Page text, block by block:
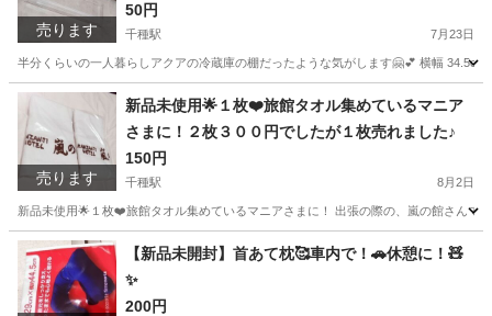
売ります
34.5cm 奥行き 10.5cm 高さ6.5cm 冷蔵庫の中の
棚です。 メーカー名はアクアだった気がします。
特に破損はありませんが、画像の1番奥の部分、数
ミリのヒビが、少し入っています。 画像でご確認
ください、と言っても、良く見えないような場所
です。
50円
千種駅 7月23日
半分くらいの一人暮らしアクアの冷蔵庫の棚だったような気がします🤗💕 横幅
愛知 名古屋市 千種駅 キッチン家電 場所
売ります
新品未使用🌟１枚❤️旅館タオル集めているマニア
さまに！２枚３００円でしたが１枚売れました♪
150円
千種駅 8月2日
新品未使用🌟１枚❤️旅館タオル集めているマニアさまに！ 出張の際の、嵐の館さんで
愛知 名古屋市 千種駅 家庭用品 カミソリ
【新品未開封】首あて枕🥰車内で！🚗休憩に！🧸
✨
200円